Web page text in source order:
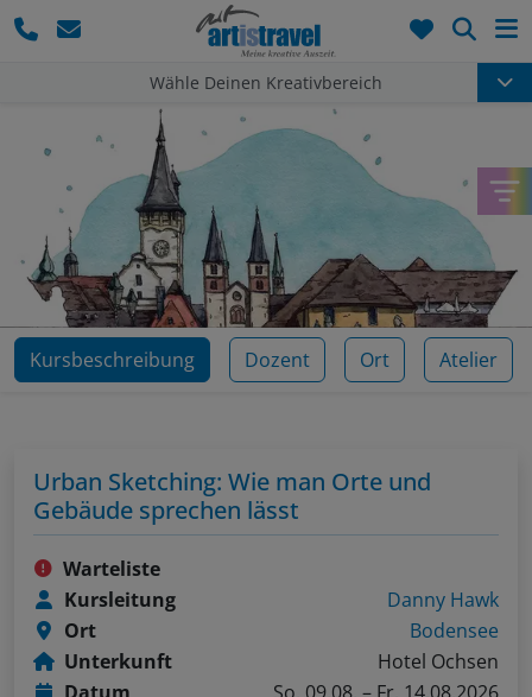
Wähle Deinen Kreativbereich
Kursbeschreibung Dozent Ort Atelier
Urban Sketching: Wie man Orte und
Gebäude sprechen lässt
Warteliste
Kursleitung
Danny Hawk
Ort
Bodensee
Unterkunft
Hotel Ochsen